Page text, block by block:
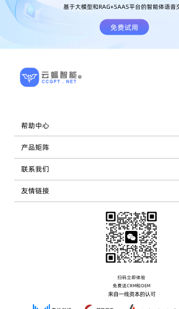
基于大模型和RAG+SAAS平台的智能体语音
免费试用
帮助中心
产品矩阵
联系我们
友情链接
扫码立即体验
免费送CRM和OEM
来自一线资本的认可